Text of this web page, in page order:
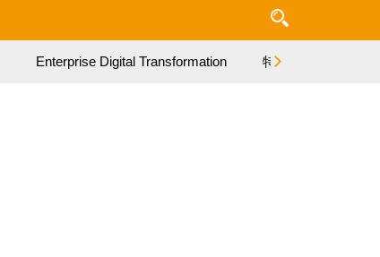
Enterprise Digital Transformation 特集